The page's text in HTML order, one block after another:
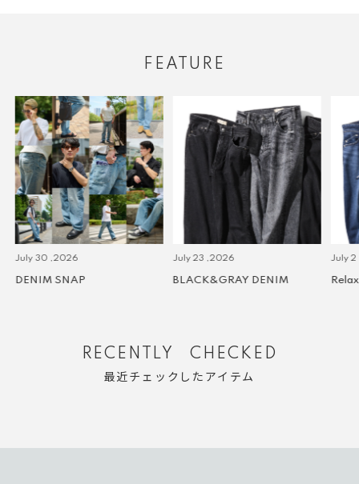
FEATURE
July 30 ,2026
DENIM SNAP
July 23 ,2026
BLACK&GRAY DENIM
July 2
Relax
RECENTLY CHECKED
最近チェックしたアイテム